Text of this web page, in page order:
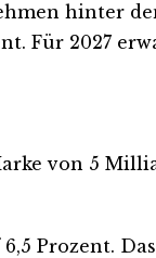
hinter
Für 2027
von 5
Prozent.